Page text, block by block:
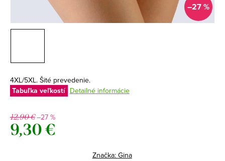
–27 %
4XL/5XL. Šité prevedenie.
Tabuľka veľkostí Detailné informácie
12,90 €–27 %
9,30 €
Značka: Gina